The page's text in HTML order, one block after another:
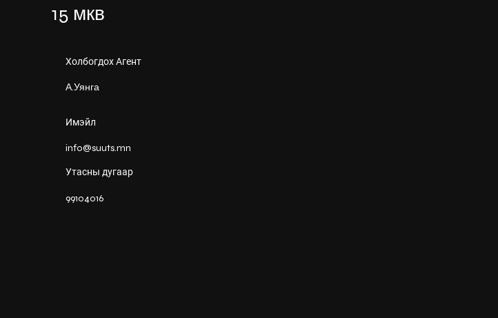
15 мкв
Холбогдох Агент
А.Уянга
Имэйл
info@suuts.mn
Утасны дугаар
99104016